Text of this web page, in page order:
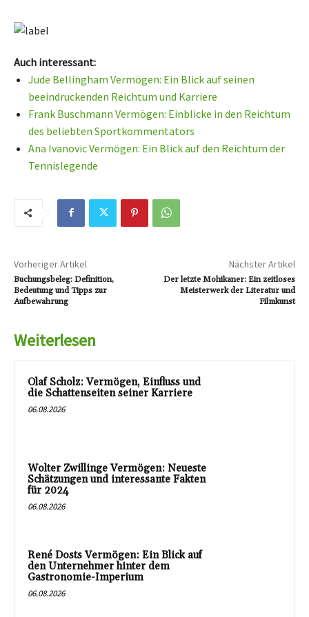
Auch interessant:
Jude Bellingham Vermögen: Ein Blick auf seinen
beeindruckenden Reichtum und Karriere
Frank Buschmann Vermögen: Einblicke in den Reichtum
des beliebten Sportkommentators
Ana Ivanovic Vermögen: Ein Blick auf den Reichtum der
Tennislegende
Vorheriger Artikel
Buchungsbeleg: Definition,
Bedeutung und Tipps zur
Aufbewahrung
Nächster Artikel
Der letzte Mohikaner: Ein zeitloses
Meisterwerk der Literatur und
Filmkunst
Weiterlesen
Olaf Scholz: Vermögen, Einfluss und
die Schattenseiten seiner Karriere
06.08.2026
Wolter Zwillinge Vermögen: Neueste
Schätzungen und interessante Fakten
für 2024
06.08.2026
René Dosts Vermögen: Ein Blick auf
den Unternehmer hinter dem
Gastronomie-Imperium
06.08.2026